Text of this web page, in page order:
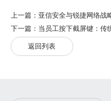
上一篇： 亚信安全与锐捷网络战略合
下一篇： 当员工按下截屏键：传
返回列表